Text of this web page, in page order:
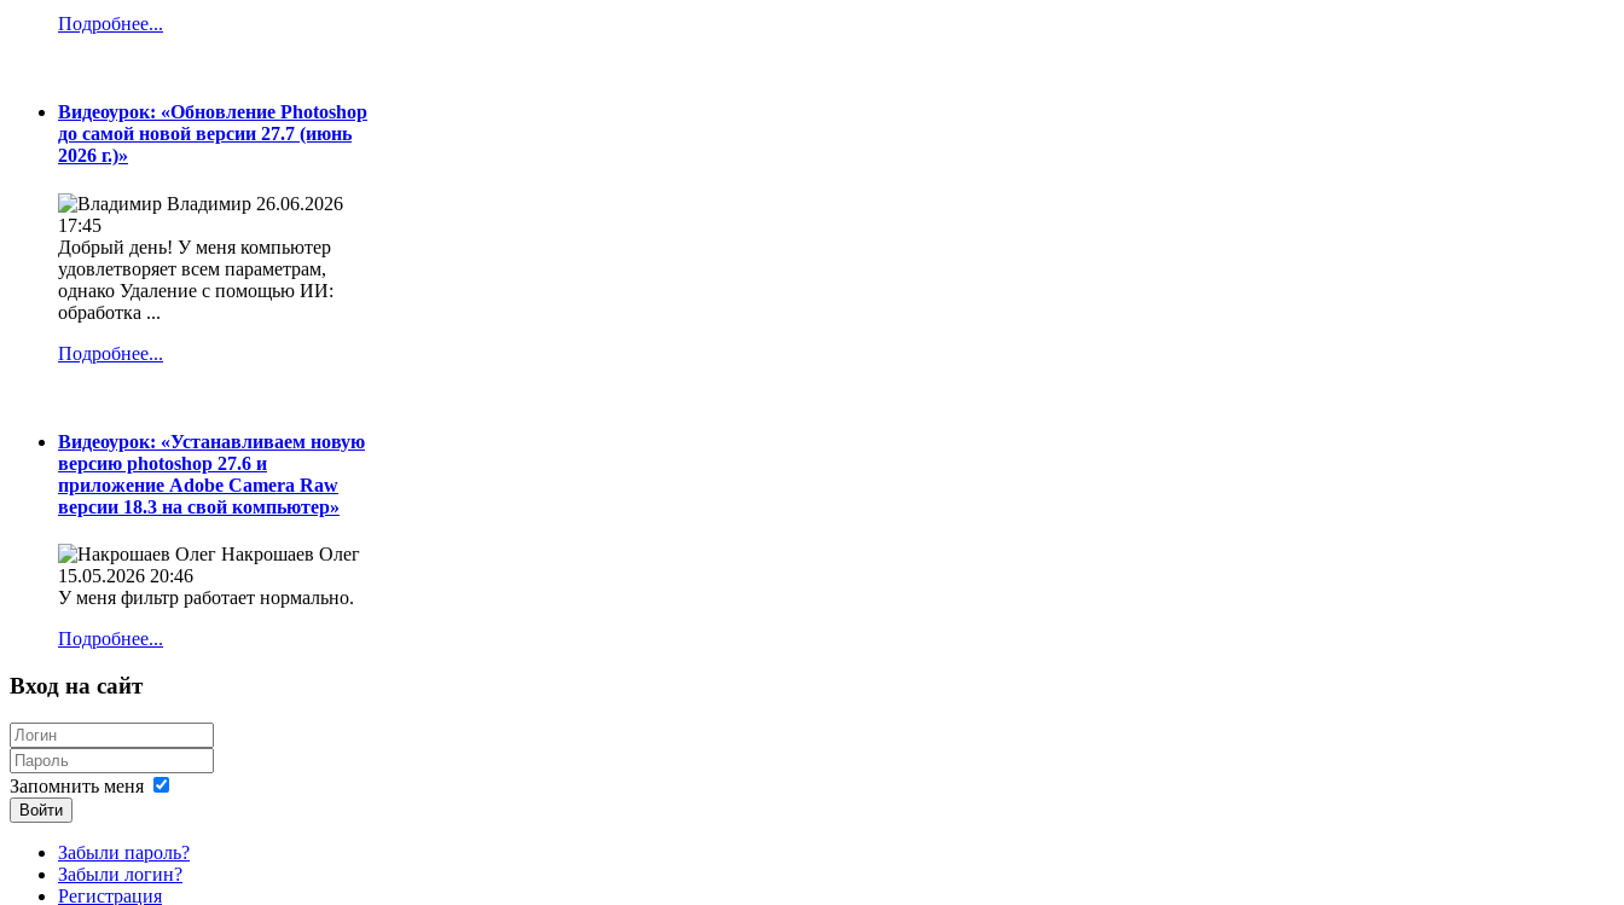
Подробнее...
Видеоурок: «Обновление Photoshop
до самой новой версии 27.7 (июнь
2026 г.)»
Владимир 26.06.2026
17:45
Добрый день! У меня компьютер
удовлетворяет всем параметрам,
однако Удаление с помощью ИИ:
обработка ...
Подробнее...
Видеоурок: «Устанавливаем новую
версию photoshop 27.6 и
приложение Adobe Camera Raw
версии 18.3 на свой компьютер»
Накрошаев Олег
15.05.2026 20:46
У меня фильтр работает нормально.
Подробнее...
Вход на сайт
Запомнить меня
Войти
Забыли пароль?
Забыли логин?
Регистрация